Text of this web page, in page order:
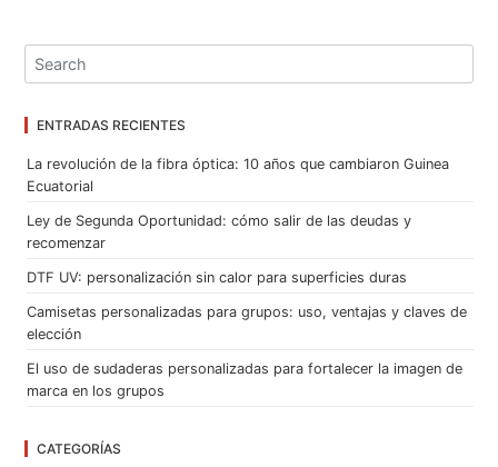
ENTRADAS RECIENTES
La revolución de la fibra óptica: 10 años que cambiaron Guinea
Ecuatorial
Ley de Segunda Oportunidad: cómo salir de las deudas y
recomenzar
DTF UV: personalización sin calor para superficies duras
Camisetas personalizadas para grupos: uso, ventajas y claves de
elección
El uso de sudaderas personalizadas para fortalecer la imagen de
marca en los grupos
CATEGORÍAS